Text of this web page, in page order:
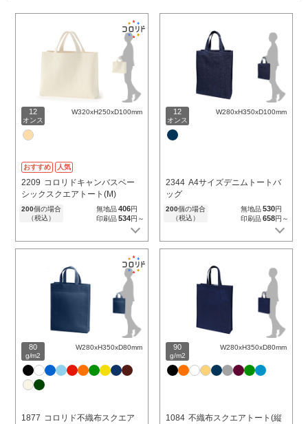
12
オンス
W320xH250xD100mm
おすすめ 人気
2209 コロリドキャンバスベー
シックスクエアトート(M)
200個の場合
（税込）
無地品406円
印刷品534円～
12
オンス
W280xH350xD100mm
2344 A4サイズデニムトートバ
ッグ
200個の場合
（税込）
無地品530円
印刷品658円～
80
g/m2
W280xH350xD80mm
1877 コロリド不織布スクエア
90
g/m2
W280xH350xD80mm
1084 不織布スクエアトート(縦